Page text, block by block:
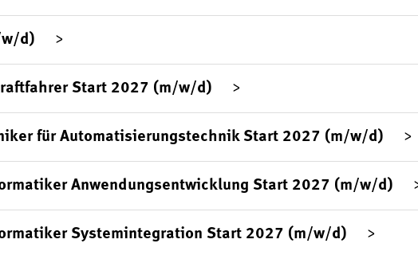
d)
Start 2027 (m/w/d)
für Automatisierungstechnik Start 2027 (m/w/d)
Anwendungsentwicklung Start 2027 (m/w/d)
Systemintegration Start 2027 (m/w/d)